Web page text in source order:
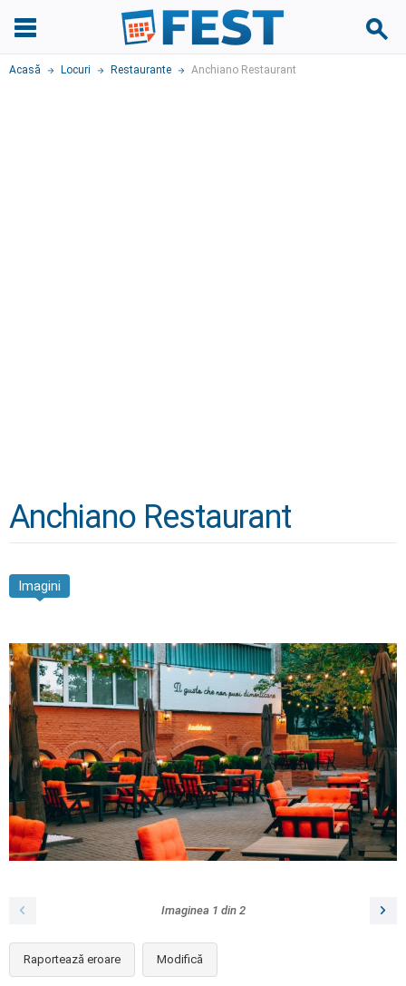
Acasă Locuri Restaurante Anchiano Restaurant
Anchiano Restaurant
Imagini
Imaginea 1 din 2
Raportează eroare Modifică